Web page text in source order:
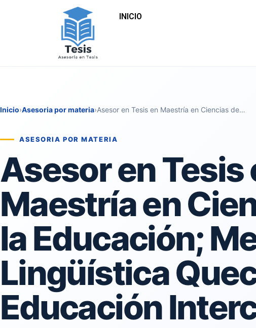
INICIO
Inicio›Asesoria por materia›Asesor en Tesis en Maestría en Ciencias de…
ASESORIA POR MATERIA
Asesor en Tesis
Maestría en
la Educación;
Lingüística
Educación